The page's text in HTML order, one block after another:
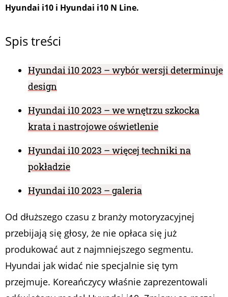
Hyundai i10 i Hyundai i10 N Line.
Spis treści
Hyundai i10 2023 – wybór wersji determinuje
design
Hyundai i10 2023 – we wnętrzu szkocka
krata i nastrojowe oświetlenie
Hyundai i10 2023 – więcej techniki na
pokładzie
Hyundai i10 2023 – galeria
Od dłuższego czasu z branży motoryzacyjnej
przebijają się głosy, że nie opłaca się już
produkować aut z najmniejszego segmentu.
Hyundai jak widać nie specjalnie się tym
przejmuje. Koreańczycy właśnie zaprezentowali